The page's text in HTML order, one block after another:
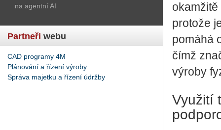
na agentní AI
Partneři webu
CAD programy 4M
Plánování a řízení výroby
Správa majetku a řízení údržby
protože
pomáhá
čímž
výroby
Využití